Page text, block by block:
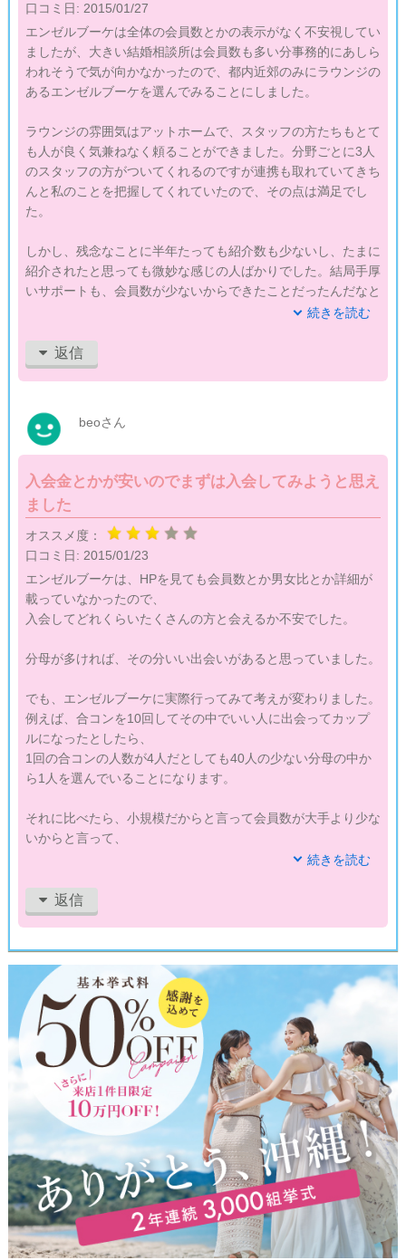
口コミ日: 2015/01/27
エンゼルブーケは全体の会員数とかの表示がなく不安視してい
ましたが、大きい結婚相談所は会員数も多い分事務的にあしら
われそうで気が向かなかったので、都内近郊のみにラウンジの
あるエンゼルブーケを選んでみることにしました。
ラウンジの雰囲気はアットホームで、スタッフの方たちもとて
も人が良く気兼ねなく頼ることができました。分野ごとに3人
のスタッフの方がついてくれるのですが連携も取れていてきち
んと私のことを把握してくれていたので、その点は満足でし
た。
しかし、残念なことに半年たっても紹介数も少ないし、たまに
紹介されたと思っても微妙な感じの人ばかりでした。結局手厚
いサポートも、会員数が少ないからできたことだったんだなと
返金制度があるので、紹介された微妙な人と下手にお見合いす
るより、返金してもらって違うところを検討しようかなと考え
続きを読む
返信
beoさん
入会金とかが安いのでまずは入会してみようと思え
ました
オススメ度：
口コミ日: 2015/01/23
エンゼルブーケは、HPを見ても会員数とか男女比とか詳細が
載っていなかったので、
入会してどれくらいたくさんの方と会えるか不安でした。
分母が多ければ、その分いい出会いがあると思っていました。
でも、エンゼルブーケに実際行ってみて考えが変わりました。
例えば、合コンを10回してその中でいい人に出会ってカップ
ルになったとしたら、
1回の合コンの人数が4人だとしても40人の少ない分母の中か
ら1人を選んでいることになります。
それに比べたら、小規模だからと言って会員数が大手より少な
いからと言って、
カップルになれないわけではないと気づきました。
エンゼルブーケは、専任のスタッフがきちんとついて紹介やセ
ッティングしてくれるので、安心です。
他の結婚相談所より、最初の費用が安いのでまずはプロの力を
借りて婚活してみようかな？
と思っていた私には、1回お買い物を我慢すればいい金額だっ
たので、入会しやすかったです。
リーズナブルに、ハイクラスな男性を紹介してもらえるので良
いと思います。
まだカップルにはなれていないので、評価は普通にします。
続きを読む
返信